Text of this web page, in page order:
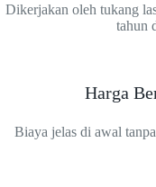
Dikerjakan oleh tukang
tahun
Harga
Biaya jelas di awal